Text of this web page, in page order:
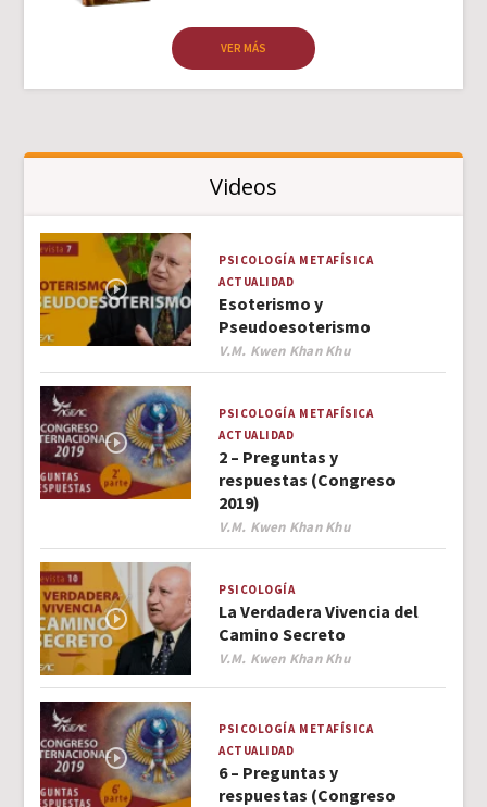
VER MÁS
Videos
PSICOLOGÍA METAFÍSICA
ACTUALIDAD
Esoterismo y
Pseudoesoterismo
Author
V.M. Kwen Khan Khu
PSICOLOGÍA METAFÍSICA
ACTUALIDAD
2 – Preguntas y
respuestas (Congreso
2019)
Author
V.M. Kwen Khan Khu
PSICOLOGÍA
La Verdadera Vivencia del
Camino Secreto
Author
V.M. Kwen Khan Khu
PSICOLOGÍA METAFÍSICA
ACTUALIDAD
6 – Preguntas y
respuestas (Congreso